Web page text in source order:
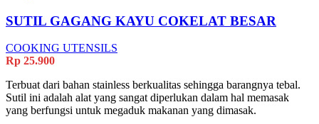
SUTIL GAGANG KAYU COKELAT BESAR
COOKING UTENSILS
Rp 25.900
Terbuat dari bahan stainless berkualitas sehingga barangnya tebal.
Sutil ini adalah alat yang sangat diperlukan dalam hal memasak
yang berfungsi untuk megaduk makanan yang dimasak.